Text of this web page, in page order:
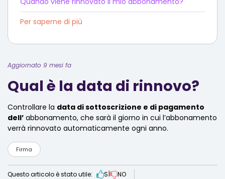
Per saperne di più
Aggiornato 9 mesi fa
Qual è la data di rinnovo?
Controllare la data di sottoscrizione e di pagamento
dell’ abbonamento, che sarà il giorno in cui l’abbonamento
verrà rinnovato automaticamente ogni anno.
Firma
Questo articolo è stato utile: SÌ
NO